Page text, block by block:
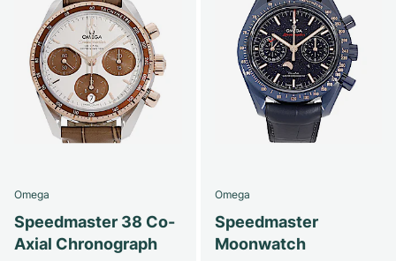
Omega
Speedmaster 38 Co-
Axial Chronograph
Omega
Speedmaster
Moonwatch